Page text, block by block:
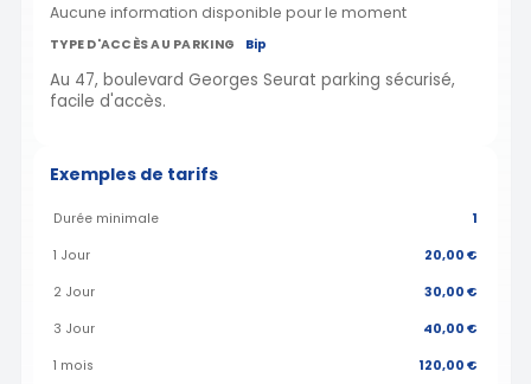
Aucune information disponible pour le moment
TYPE D'ACCÈS AU PARKING Bip
Au 47, boulevard Georges Seurat parking sécurisé,
facile d'accès.
Exemples de tarifs
Durée minimale 1
1 Jour 20,00 €
2 Jour 30,00 €
3 Jour 40,00 €
1 mois 120,00 €